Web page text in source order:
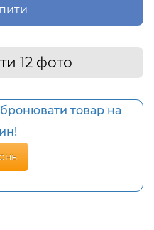
12 фото
товар на